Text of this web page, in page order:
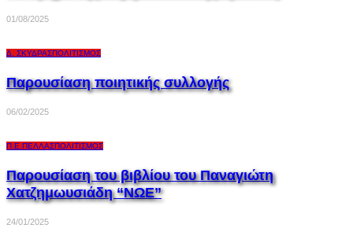
01/08/2025
Δ. ΣΚΎΔΡΑΣΠΟΛΙΤΙΣΜΌΣ
Παρουσίαση ποιητικής συλλογής
06/02/2025
Π.Ε.ΠΈΛΛΑΣΠΟΛΙΤΙΣΜΌΣ
Παρουσίαση του βιβλίου του Παναγιώτη
Χατζημωυσιάδη “ΝΩΕ”
24/01/2025